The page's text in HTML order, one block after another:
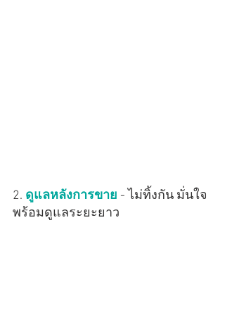
2. ดูแลหลังการขาย - ไม่ทิ้งกัน มั่นใจ
พร้อมดูแลระยะยาว